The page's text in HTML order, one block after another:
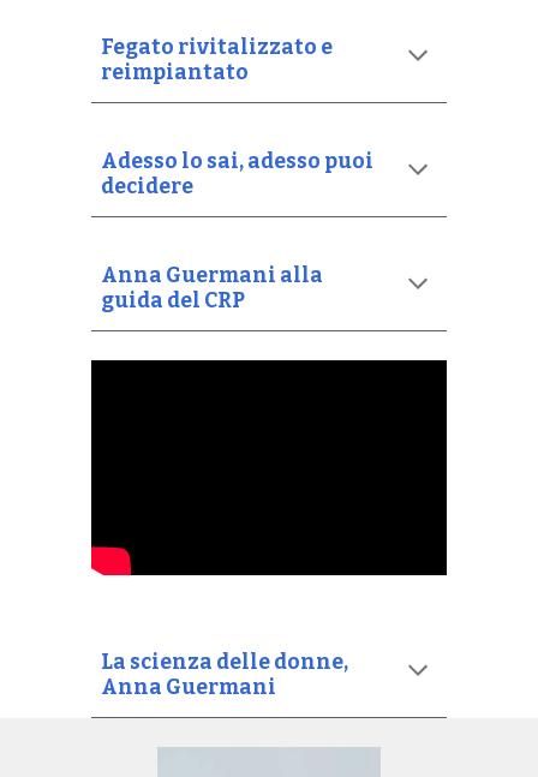
Fegato rivitalizzato e
reimpiantato
Adesso lo sai, adesso puoi
decidere
Anna Guermani alla
guida del CRP
La scienza delle donne,
Anna Guermani